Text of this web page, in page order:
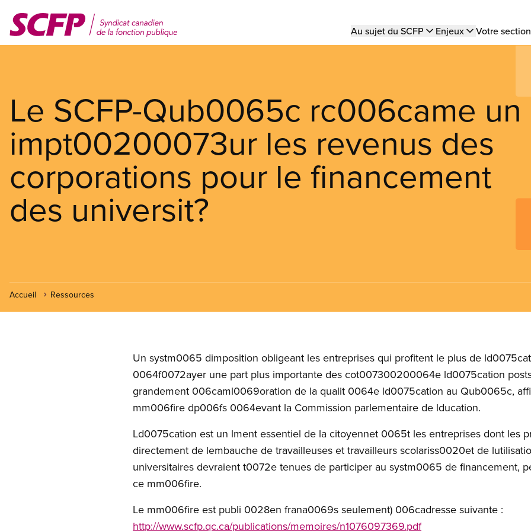
contenu
Main
Au sujet du SCFP Enjeux Votre
Le SCFP-Qub0065c rc006came un
impt00200073ur les revenus des
corporations pour le financement
des universit?
Accueil Ressources
Un systm0065 dimposition obligeant les entreprises qui profitent le plus de
0064f0072ayer une part plus importante des cot007300200064e ld0075cation
grandement 006caml0069oration de la qualit 0064e ld0075cation au Qub0065c,
mm006fire dp006fs 0064evant la Commission parlementaire de lducation.
Ld0075cation est un lment essentiel de la citoyennet 0065t les entreprises dont les
directement de lembauche de travailleuses et travailleurs scolariss0020et de
universitaires devraient t0072e tenues de participer au systm0065 de financement,
ce mm006fire.
Le mm006fire est publi 0028en frana0069s seulement) 006cadresse suivante :
http://www.scfp.qc.ca/publications/memoires/n1076097369.pdf